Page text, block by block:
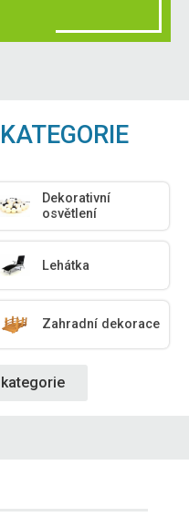
Dekorativní
osvětlení
Lehátka
Zahradní dekorace